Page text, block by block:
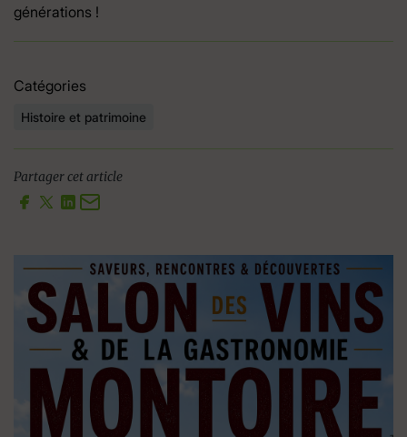
générations !
Catégories
Histoire et patrimoine
Partager cet article